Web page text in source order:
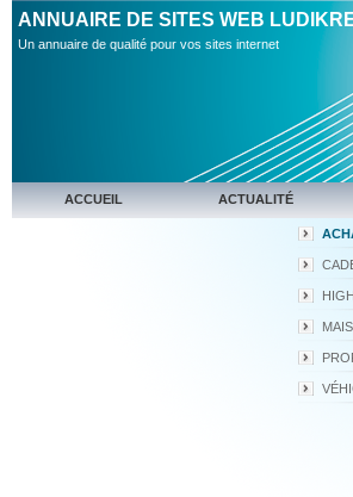
ANNUAIRE DE SITES WEB
Un annuaire de qualité pour vos sites internet
ACCUEIL ACTUALITÉ